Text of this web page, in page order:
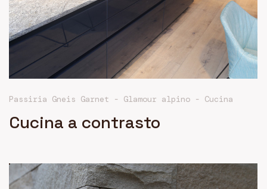
Passiria Gneis Garnet - Glamour alpino - Cucina
Cucina a contrasto